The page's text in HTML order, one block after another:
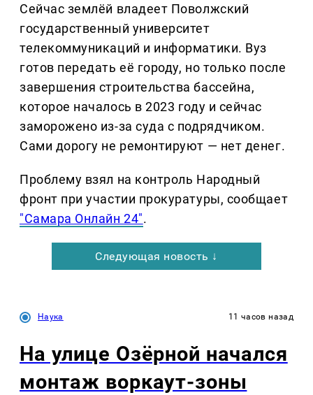
Сейчас землёй владеет Поволжский
государственный университет
телекоммуникаций и информатики. Вуз
готов передать её городу, но только после
завершения строительства бассейна,
которое началось в 2023 году и сейчас
заморожено из-за суда с подрядчиком.
Сами дорогу не ремонтируют — нет денег.
Проблему взял на контроль Народный
фронт при участии прокуратуры, сообщает
"Самара Онлайн 24".
Следующая новость ↓
Наука 11 часов назад
На улице Озëрной начался
монтаж воркаут-зоны